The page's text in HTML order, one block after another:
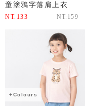
童塗鴉字落肩上衣
NT. 133 NT.159
+Colours